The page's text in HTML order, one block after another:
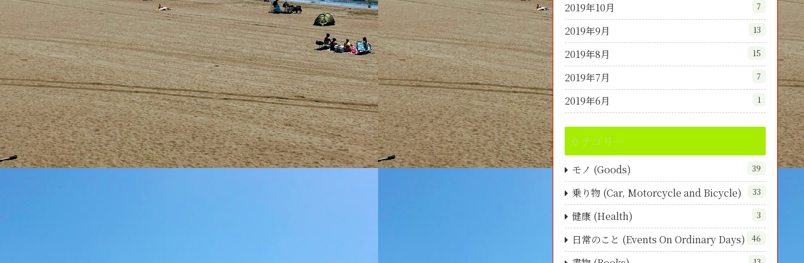
2019年10月 7
2019年9月 13
2019年8月 15
2019年7月 7
2019年6月 1
カテゴリー
モノ (Goods) 39
乗り物 (Car, Motorcycle and Bicycle) 33
健康 (Health) 3
日常のこと (Events On Ordinary Days) 46